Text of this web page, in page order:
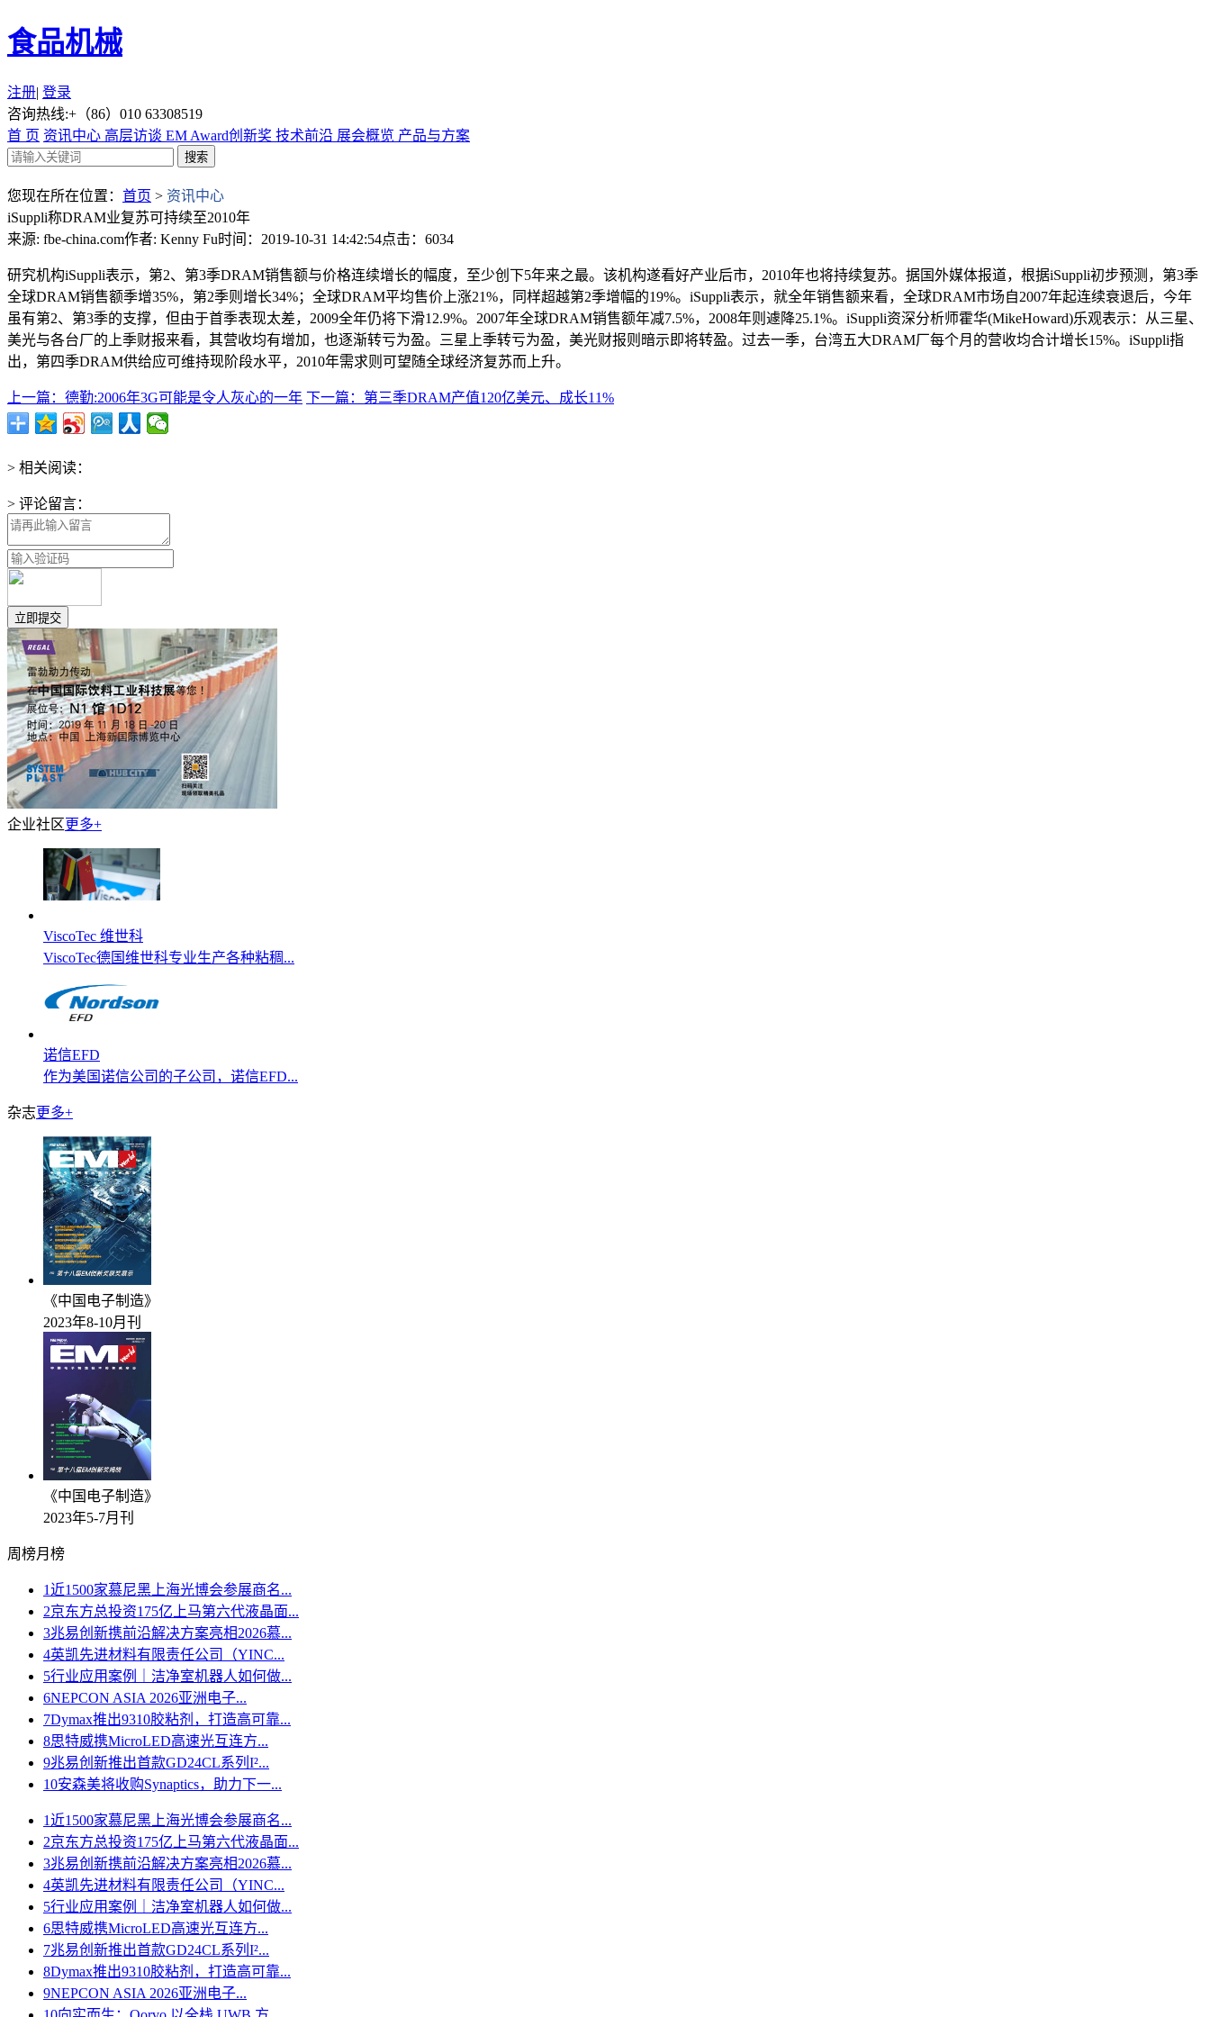
食品机械
注册| 登录
咨询热线:+（86）010 63308519
首 页 资讯中心 高层访谈 EM Award创新奖 技术前沿 展会概览 产品与方案
您现在所在位置： 首页 > 资讯中心
iSuppli称DRAM业复苏可持续至2010年
来源: fbe-china.com作者: Kenny Fu时间：2019-10-31 14:42:54点击：6034
研究机构iSuppli表示，第2、第3季DRAM销售额与价格连续增长的幅度，至少创下5年来之最。该机构遂看好产业后市，2010年也将持续复苏。据国外媒体报道，根据iSuppli初步预测，第3季
全球DRAM销售额季增35%，第2季则增长34%；全球DRAM平均售价上涨21%，同样超越第2季增幅的19%。iSuppli表示，就全年销售额来看，全球DRAM市场自2007年起连续衰退后，今年
虽有第2、第3季的支撑，但由于首季表现太差，2009全年仍将下滑12.9%。2007年全球DRAM销售额年减7.5%，2008年则遽降25.1%。iSuppli资深分析师霍华(MikeHoward)乐观表示：从三星、
美光与各台厂的上季财报来看，其营收均有增加，也逐渐转亏为盈。三星上季转亏为盈，美光财报则暗示即将转盈。过去一季，台湾五大DRAM厂每个月的营收均合计增长15%。iSuppli指
出，第四季DRAM供给应可维持现阶段水平，2010年需求则可望随全球经济复苏而上升。
上一篇：德勤:2006年3G可能是令人灰心的一年 下一篇：第三季DRAM产值120亿美元、成长11%
> 相关阅读：
> 评论留言：
企业社区更多+
ViscoTec 维世科
ViscoTec德国维世科专业生产各种粘稠...
诺信EFD
作为美国诺信公司的子公司，诺信EFD...
杂志更多+
《中国电子制造》
2023年8-10月刊
《中国电子制造》
2023年5-7月刊
周榜月榜
1近1500家慕尼黑上海光博会参展商名...
2京东方总投资175亿上马第六代液晶面...
3兆易创新携前沿解决方案亮相2026慕...
4英凯先进材料有限责任公司（YINC...
5行业应用案例｜洁净室机器人如何做...
6NEPCON ASIA 2026亚洲电子...
7Dymax推出9310胶粘剂，打造高可靠...
8思特威携MicroLED高速光互连方...
9兆易创新推出首款GD24CL系列I²...
10安森美将收购Synaptics，助力下一...
1近1500家慕尼黑上海光博会参展商名...
2京东方总投资175亿上马第六代液晶面...
3兆易创新携前沿解决方案亮相2026慕...
4英凯先进材料有限责任公司（YINC...
5行业应用案例｜洁净室机器人如何做...
6思特威携MicroLED高速光互连方...
7兆易创新推出首款GD24CL系列I²...
8Dymax推出9310胶粘剂，打造高可靠...
9NEPCON ASIA 2026亚洲电子...